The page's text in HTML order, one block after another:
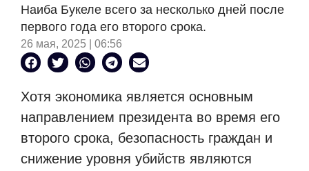
Наиба Букеле всего за несколько дней после
первого года его второго срока.
26 мая, 2025 | 06:56
Хотя экономика является основным
направлением президента во время его
второго срока, безопасность граждан и
снижение уровня убийств являются